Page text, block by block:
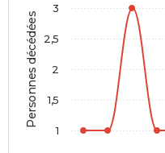
Personnes décédées
1
1,5
2
2,5
3